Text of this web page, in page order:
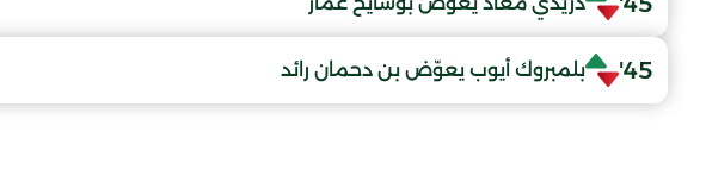
45' بلمبروك أيوب يعوّض بن دحمان رائد